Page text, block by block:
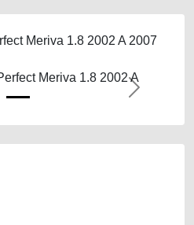
Meriva 1.8 2002 A 2007
Next